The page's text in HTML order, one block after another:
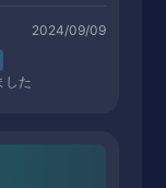
2024/09/09
した